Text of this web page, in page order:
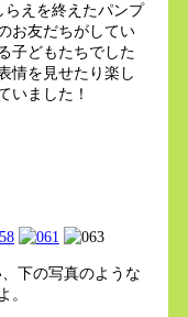
らえを終えたパンプ
お友だちがしてい
子どもたちでした
情を見せたり楽し
いました！
下の写真のような
。